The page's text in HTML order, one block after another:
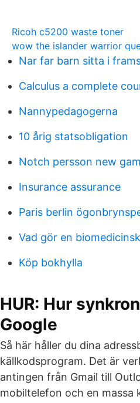
Ricoh c5200 waste toner
wow the islander warrior
Nar far barn sitta i
Calculus a complete
Nannypedagogerna
10 årig statsobligation
Notch persson new
Insurance assurance
Paris berlin
Vad gör en
Köp bokhylla
HUR: Hur
Google
Så här håller du dina
källkodsprogram. Det är
antingen från Gmail till
mobiltelefon och en massa